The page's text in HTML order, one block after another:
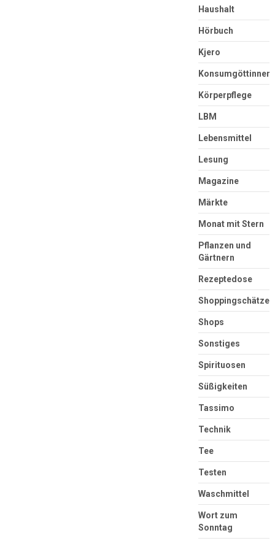
Haushalt
Hörbuch
Kjero
Konsumgöttinnen
Körperpflege
LBM
Lebensmittel
Lesung
Magazine
Märkte
Monat mit Stern
Pflanzen und
Gärtnern
Rezeptedose
Shoppingschätze
Shops
Sonstiges
Spirituosen
Süßigkeiten
Tassimo
Technik
Tee
Testen
Waschmittel
Wort zum
Sonntag